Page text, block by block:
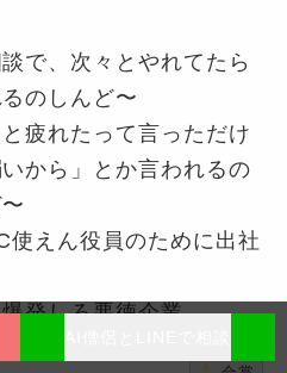
で、次々とやれてたら
のしんど〜
疲れたって言っただけ
から」とか言われるの
使えん役員のために出社
発しろ悪徳企業